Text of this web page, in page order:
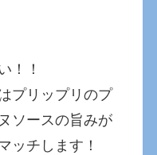
！！
プリップリのプ
ソースの旨みが
ッチします！